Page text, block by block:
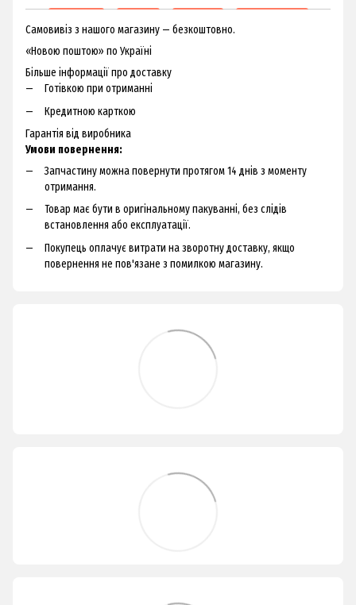
Самовивіз з нашого магазину — безкоштовно.
«Новою поштою» по Україні
Більше інформації про доставку
Готівкою при отриманні
Кредитною карткою
Гарантія від виробника
Умови повернення:
Запчастину можна повернути протягом 14 днів з моменту
отримання.
Товар має бути в оригінальному пакуванні, без слідів
встановлення або експлуатації.
Покупець оплачує витрати на зворотну доставку, якщо
повернення не пов'язане з помилкою магазину.